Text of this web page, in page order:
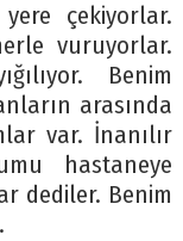
çekiyorlar.
vuruyorlar.
Benim
arasında
var. İnanılır
hastaneye
dediler. Benim